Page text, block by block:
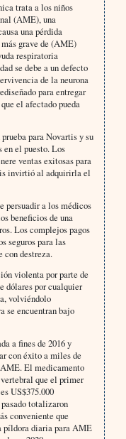
trata a los niños
(AME), una
una pérdida
grave de (AME)
respiratoria
se debe a un defecto
de la neurona
para entregar
el afectado pueda
para Novartis y su
en el puesto. Los
ventas exitosas para
invirtió al adquirirla el
persuadir a los médicos
beneficios de una
Los complejos pagos
seguros para las
con destreza.
violenta por parte de
dólares por cualquier
volviéndolo
se encuentran bajo
a fines de 2016 y
con éxito a miles de
El medicamento
que el primer
US$375.000
totalizaron
conveniente que
píldora diaria para AME